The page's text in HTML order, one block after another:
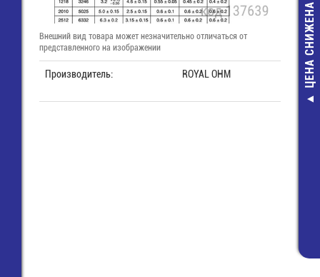
ЦЕНА СНИЖЕНА
Внешний вид товара может незначительно отличаться от
представленного на изображении
Производитель: ROYAL OHM